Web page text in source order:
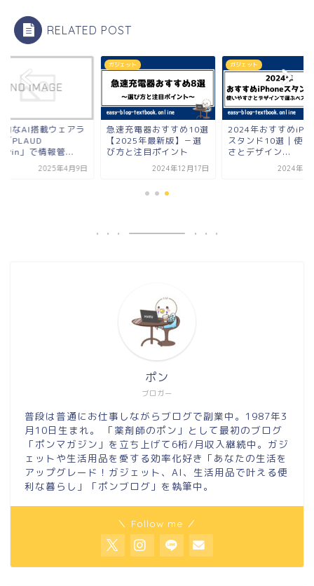
RELATED POST
的なAI搭載ウェアラ
「PLAUD
」で情報管...
2025年4月9日
ガジェット
急速充電器おすすめ10選
【2025年最新版】－選
び方と注目ポイント
2024年12月17日
ガジェット
2024年おすすめ
スタンド10選｜使い
さとデザイン...
2024年10
ブロガー
ポン
普段は普通にお仕事しながらブログで副業中。1987年3
月10日生まれ。 「薬剤師のポン」として最初のブログ
「ポンマガジン」を立ち上げて6桁/月収入継続中。ガジ
ェットや生活用品を愛する効率化好き「あなたの生活を
アップグレード！ガジェット、AI、生活用品で叶える便
利な暮らし」「ポンブログ」を執筆中。
＼ Follow me ／